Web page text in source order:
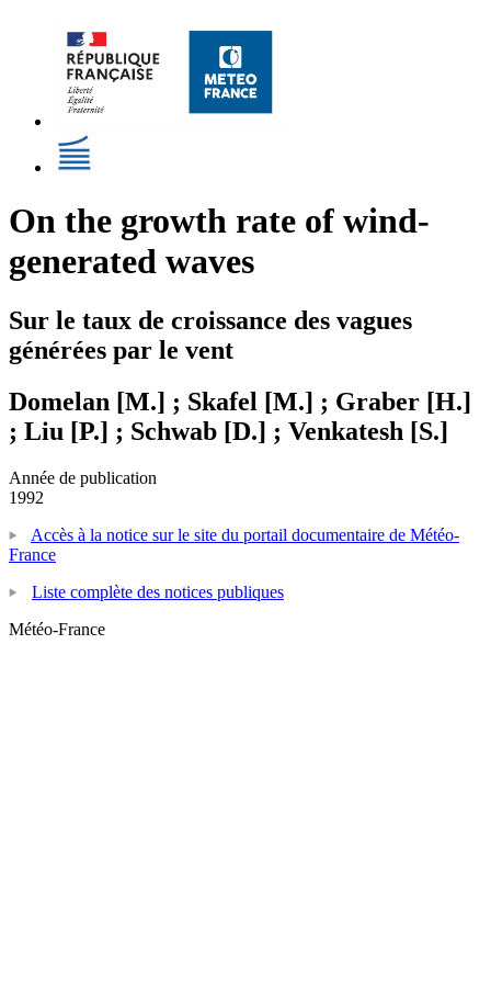
On the growth rate of wind-
generated waves
Sur le taux de croissance des vagues
générées par le vent
Domelan [M.] ; Skafel [M.] ; Graber [H.]
; Liu [P.] ; Schwab [D.] ; Venkatesh [S.]
Année de publication
1992
Accès à la notice sur le site du portail documentaire de Météo-
France
Liste complète des notices publiques
Météo-France